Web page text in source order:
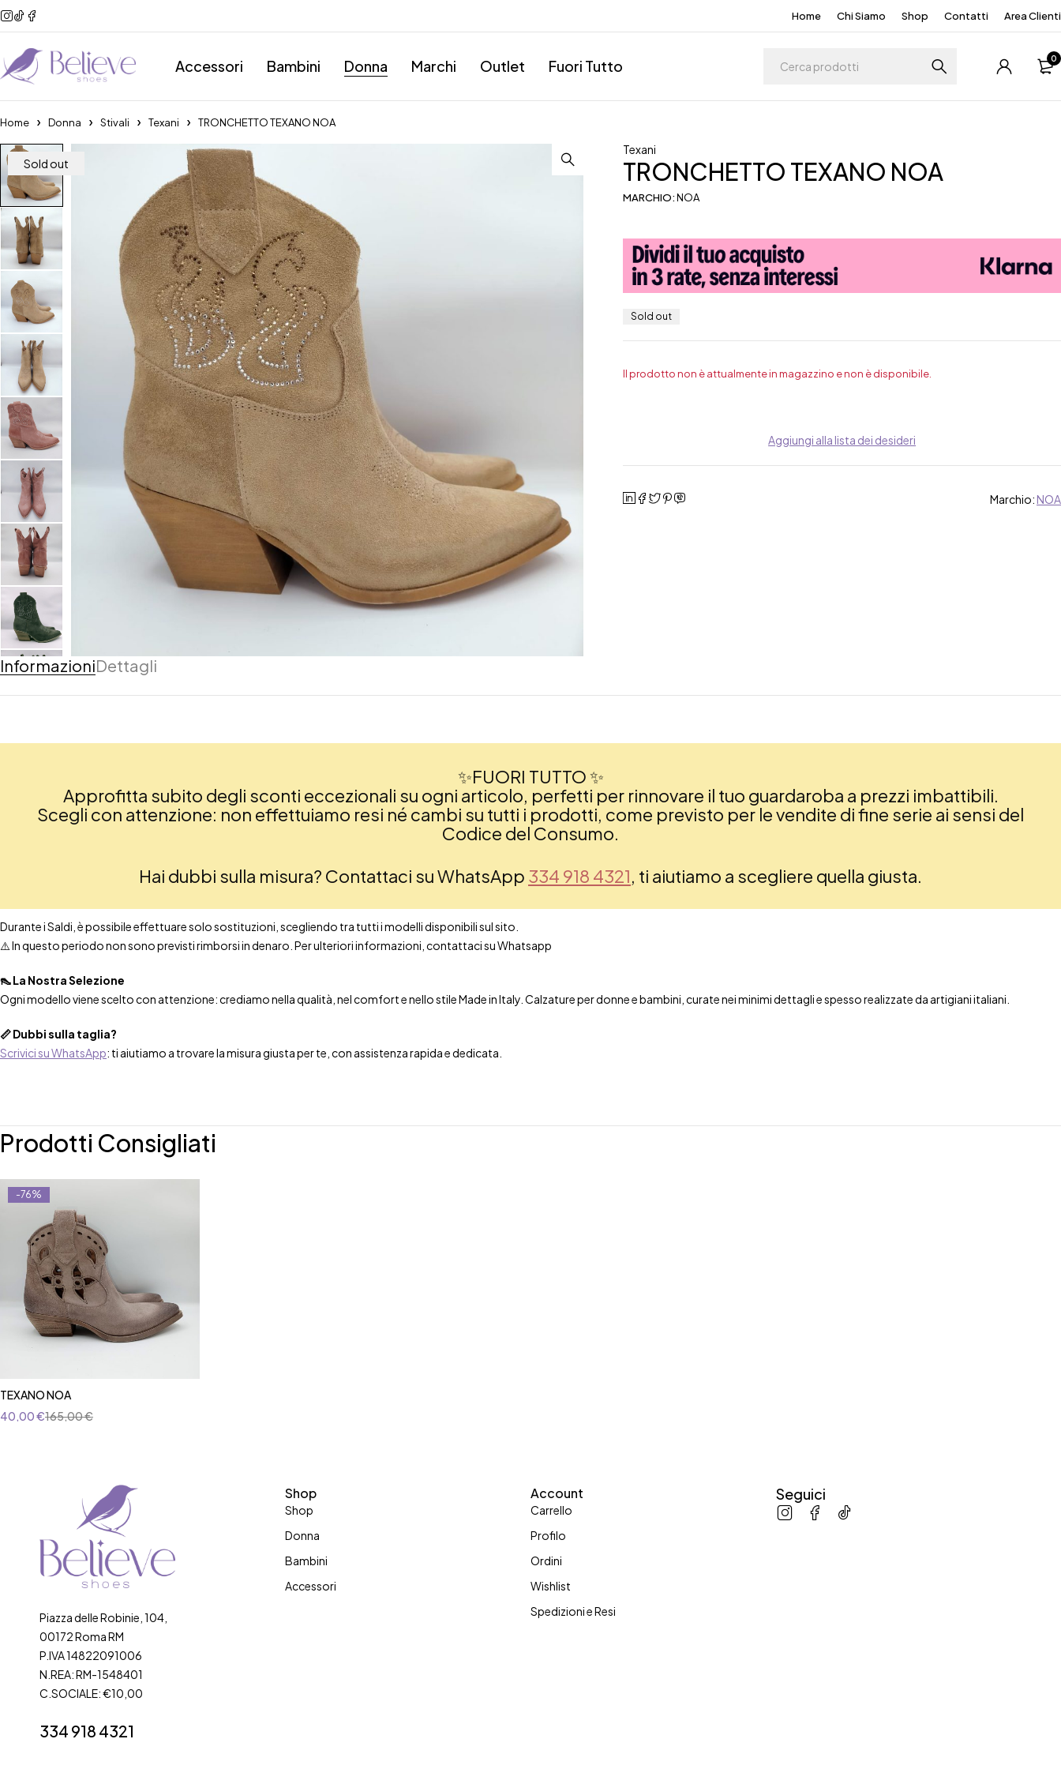
Home Chi Siamo Shop Contatti Area Clienti
Accessori Bambini Donna Marchi Outlet Fuori Tutto 0
Home Donna Stivali Texani TRONCHETTO TEXANO NOA
Sold out
Texani
TRONCHETTO TEXANO NOA
MARCHIO:NOA
Sold out
Il prodotto non è attualmente in magazzino e non è disponibile.
Aggiungi alla lista dei desideri
Marchio: NOA
InformazioniDettagli
✨FUORI TUTTO ✨
Approfitta subito degli sconti eccezionali su ogni articolo, perfetti per rinnovare il tuo guardaroba a prezzi imbattibili.
Scegli con attenzione: non effettuiamo resi né cambi su tutti i prodotti, come previsto per le vendite di fine serie ai sensi del
Codice del Consumo.
Hai dubbi sulla misura? Contattaci su WhatsApp 334 918 4321, ti aiutiamo a scegliere quella giusta.
Durante i Saldi, è possibile effettuare solo sostituzioni, scegliendo tra tutti i modelli disponibili sul sito.
⚠️ In questo periodo non sono previsti rimborsi in denaro. Per ulteriori informazioni, contattaci su Whatsapp
👠 La Nostra Selezione
Ogni modello viene scelto con attenzione: crediamo nella qualità, nel comfort e nello stile Made in Italy. Calzature per donne e bambini, curate nei minimi dettagli e spesso realizzate da artigiani italiani.
📏 Dubbi sulla taglia?
Scrivici su WhatsApp: ti aiutiamo a trovare la misura giusta per te, con assistenza rapida e dedicata.
Prodotti Consigliati
-76%
TEXANO NOA
165,00€
40,00€
Piazza delle Robinie, 104,
00172 Roma RM
P.IVA 14822091006
N.REA: RM-1548401
C.SOCIALE: €10,00
334 918 4321
Shop
Shop
Donna
Bambini
Accessori
Account
Carrello
Profilo
Ordini
Wishlist
Spedizioni e Resi
Seguici